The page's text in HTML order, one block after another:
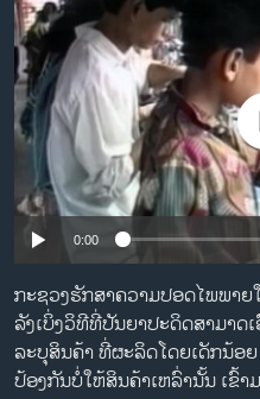
ເອເຊຍ
ອິດສະຫຼະພາບດ້ານການຂ່າວ
ຊີວິດຊາວລາວ
ຊຸມຊົນຊາວລາວ
ວິທະຍາສາດ-ເທັກໂນໂລຈີ
ທຸລະກິດ
ວີດີໂອ
ສຽງ
No media
0:00
ກະຊວງ​ຮັກສາ​ຄວາມ​ປອດ​ໄພ​ພາຍ​
ລັງ​ເບິ່ງ​ວິທີ​ທີ່​ປັນຍາ​ປະດິດ​ສາມາດ
ລະບຸ​ສິນຄ້າ ​ທີ່​ຜະ​ລິດ​ໂດຍ​ເດັກນ້ອ
ປ້ອງ​ກັນ​ບໍ່​ໃຫ້​ສິນ​ຄ້າ​ເຫລົ່າ​ນັ້ນ ​ເຂົ້າ